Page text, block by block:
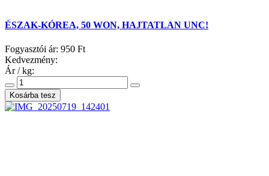
ÉSZAK-KÓREA, 50 WON, HAJTATLAN UNC!
Fogyasztói ár: 950 Ft
Kedvezmény:
Ár / kg: